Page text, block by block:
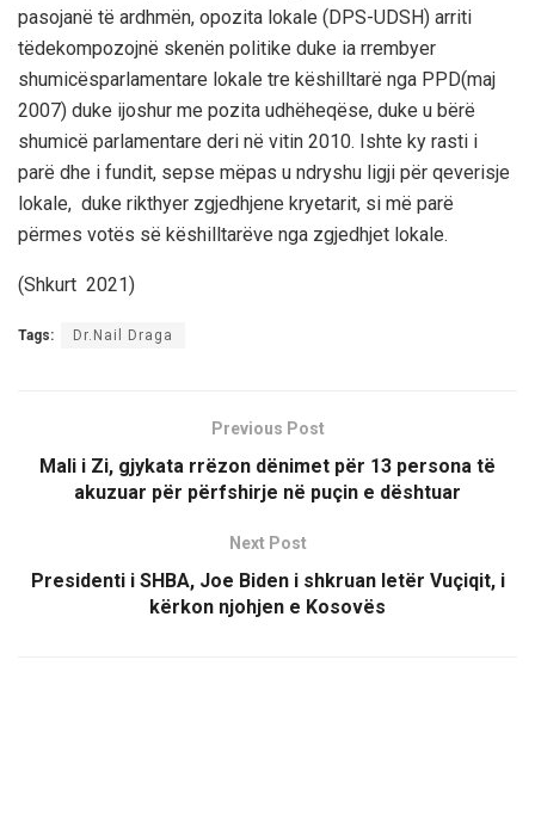
pasojanë të ardhmën, opozita lokale (DPS-UDSH) arriti
tëdekompozojnë skenën politike duke ia rrembyer
shumicësparlamentare lokale tre këshilltarë nga PPD(maj
2007) duke ijoshur me pozita udhëheqëse, duke u bërë
shumicë parlamentare deri në vitin 2010. Ishte ky rasti i
parë dhe i fundit, sepse mëpas u ndryshu ligji për qeverisje
lokale, duke rikthyer zgjedhjene kryetarit, si më parë
përmes votës së këshilltarëve nga zgjedhjet lokale.
(Shkurt 2021)
Tags: Dr.Nail Draga
Previous Post
Mali i Zi, gjykata rrëzon dënimet për 13 persona të
akuzuar për përfshirje në puçin e dështuar
Next Post
Presidenti i SHBA, Joe Biden i shkruan letër Vuçiqit, i
kërkon njohjen e Kosovës